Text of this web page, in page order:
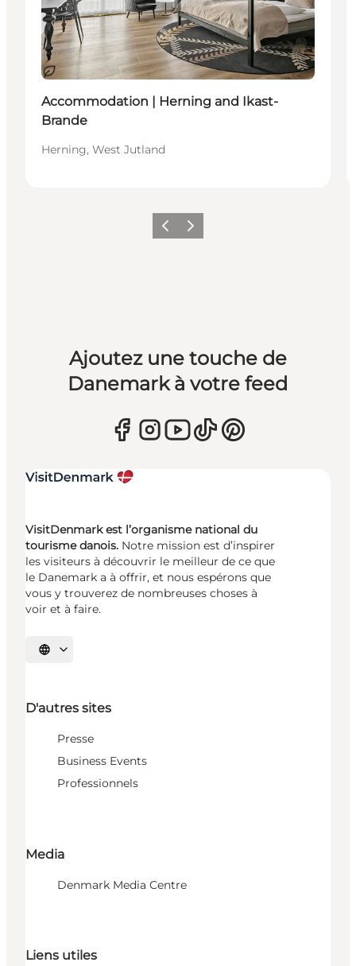
Durable
Accommodation | Herning and Ikast-
Brande
Herning, West Jutland
PrécédentSuivant
Ajoutez une touche de
Danemark à votre feed
VisitDenmark est l’organisme national du
tourisme danois. Notre mission est d’inspirer
les visiteurs à découvrir le meilleur de ce que
le Danemark a à offrir, et nous espérons que
vous y trouverez de nombreuses choses à
voir et à faire.
Choisissez la langue
D'autres sites
Presse
Business Events
Professionnels
Media
Denmark Media Centre
Liens utiles